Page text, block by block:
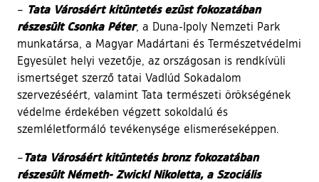
– Tata Városáért kitüntetés ezüst fokozatában
részesült Csonka Péter, a Duna-Ipoly Nemzeti Park
munkatársa, a Magyar Madártani és Természetvédelmi
Egyesület helyi vezetője, az országosan is rendkívüli
ismertséget szerző tatai Vadlúd Sokadalom
szervezéséért, valamint Tata természeti örökségének
védelme érdekében végzett sokoldalú és
szemléletformáló tevékenysége elismeréseképpen.
–Tata Városáért kitüntetés bronz fokozatában
részesült Németh- Zwickl Nikoletta, a Szociális